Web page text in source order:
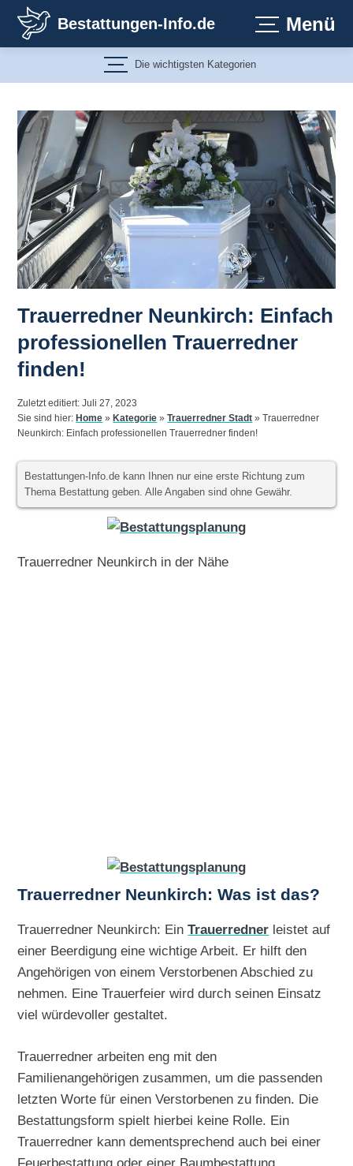
Inhalt
springen
Bestattungen-Info.de Menü
Die wichtigsten Kategorien
Trauerredner Neunkirch: Einfach
professionellen Trauerredner
finden!
Zuletzt editiert: Juli 27, 2023
Sie sind hier: Home » Kategorie »Trauerredner Stadt »Trauerredner
Neunkirch: Einfach professionellen Trauerredner finden!
Bestattungen-Info.de kann Ihnen nur eine erste Richtung zum
Thema Bestattung geben. Alle Angaben sind ohne Gewähr.
Trauerredner Neunkirch in der Nähe
Trauerredner Neunkirch: Was ist das?
Trauerredner Neunkirch: EinTrauerredner leistet auf
einer Beerdigung eine wichtige Arbeit. Er hilft den
Angehörigen von einem Verstorbenen Abschied zu
nehmen. Eine Trauerfeier wird durch seinen Einsatz
viel würdevoller gestaltet.
Trauerredner arbeiten eng mit den
Familienangehörigen zusammen, um die passenden
letzten Worte für einen Verstorbenen zu finden. Die
Bestattungsform spielt hierbei keine Rolle. Ein
Trauerredner kann dementsprechend auch bei einer